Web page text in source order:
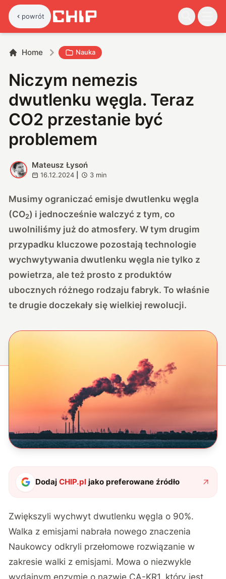
powrót
Home Nauka
Niczym nemezis
dwutlenku węgla. Teraz
CO2 przestanie być
problemem
M
Mateusz Łysoń
16.12.2024 3 min
Musimy ograniczać emisje dwutlenku węgla
(CO2) i jednocześnie walczyć z tym, co
uwolniliśmy już do atmosfery. W tym drugim
przypadku kluczowe pozostają technologie
wychwytywania dwutlenku węgla nie tylko z
powietrza, ale też prosto z produktów
ubocznych różnego rodzaju fabryk. To właśnie
te drugie doczekały się wielkiej rewolucji.
DodajCHIP.pl jako preferowane źródło
Zwiększyli wychwyt dwutlenku węgla o 90%.
Walka z emisjami nabrała nowego znaczenia
Naukowcy odkryli przełomowe rozwiązanie w
zakresie walki z emisjami. Mowa o niezwykle
wydajnym enzymie o nazwie CA-KR1, który jest